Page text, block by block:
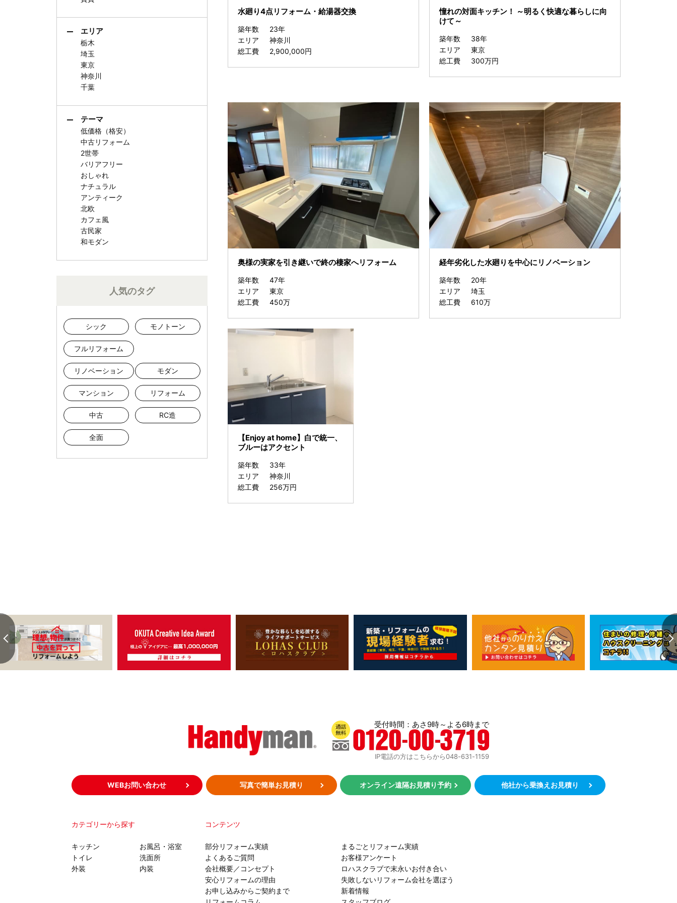
水廻り4点リフォーム・給湯器交換
築年数
23年
エリア
神奈川
総工費
2,900,000円
憧れの対面キッチン！ ～明るく快適な暮らしに向
けて～
築年数
38年
エリア
東京
総工費
300万円
奥様の実家を引き継いで終の棲家へリフォーム
築年数
47年
エリア
東京
総工費
450万
経年劣化した水廻りを中心にリノベーション
築年数
20年
エリア
埼玉
総工費
610万
【Enjoy at home】白で統一、
ブルーはアクセント
築年数
33年
エリア
神奈川
総工費
256万円
エリア
栃木
埼玉
東京
神奈川
千葉
テーマ
低価格（格安）
中古リフォーム
2世帯
バリアフリー
おしゃれ
ナチュラル
アンティーク
北欧
カフェ風
古民家
和モダン
人気のタグ
シック モノトーン
フルリフォーム
リノベーション モダン
マンション リフォーム
中古 RC造
全面
受付時間：あさ9時～よる6時まで
通話無料：0120-00-3719
IP電話の方はこちらから048-631-1159
WEBお問い合わせ 写真で簡単お見積り オンライン遠隔お見積り予約 他社から乗換えお見積り
カテゴリーから探す
キッチン
お風呂・浴室
トイレ
洗面所
外装
内装
コンテンツ
部分リフォーム実績
まるごとリフォーム実績
よくあるご質問
お客様アンケート
会社概要／コンセプト
ロハスクラブで末永いお付き合い
安心リフォームの理由
失敗しないリフォーム会社を選ぼう
お申し込みからご契約まで
新着情報